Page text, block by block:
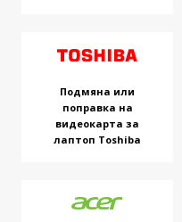
Подмяна или
поправка на
видеокарта за
лаптоп Toshiba